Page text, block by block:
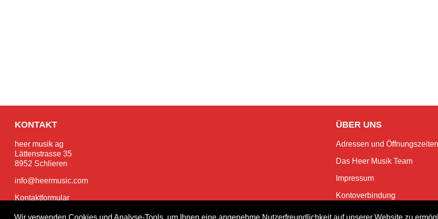
KONTAKT
heer musik ag
Lättenstrasse 35
8952 Schlieren
info@heermusic.com
Kontaktformular
ÜBER UNS
Adressen und Öffnungszeiten
Das Heer Musik Team
Impressum
Kontoverbindung
Jobs